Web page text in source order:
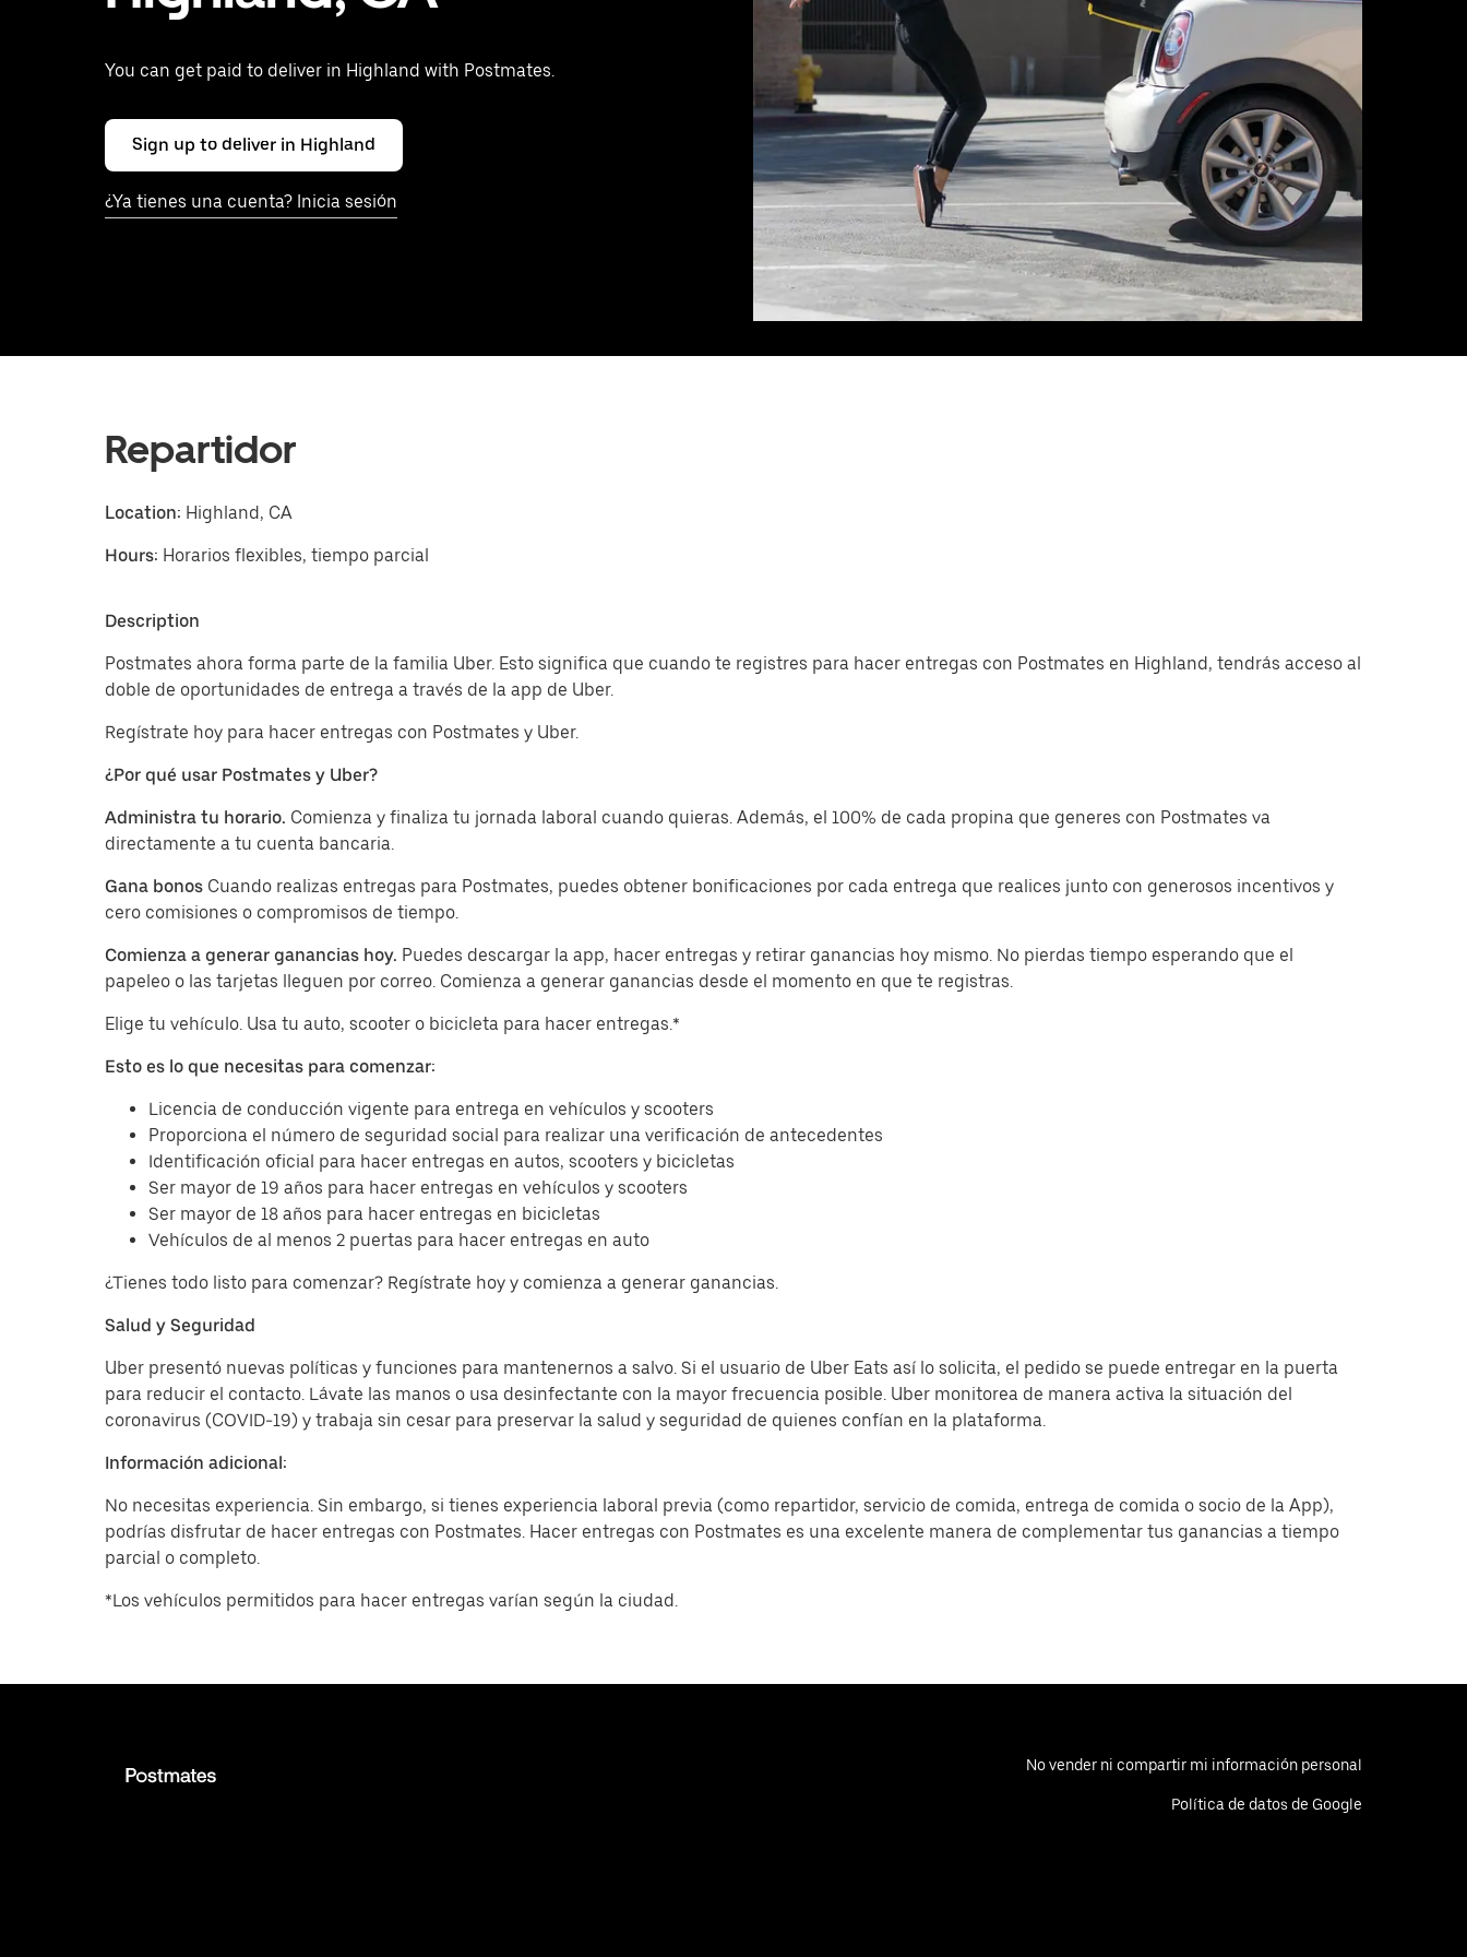
You can get paid to deliver in Highland with Postmates.
Sign up to deliver in Highland
¿Ya tienes una cuenta? Inicia sesión
Repartidor
Location: Highland, CA
Hours: Horarios flexibles, tiempo parcial
Description
Postmates ahora forma parte de la familia Uber. Esto significa que cuando te registres para hacer entregas con Postmates en Highland, tendrás acceso al
doble de oportunidades de entrega a través de la app de Uber.
Regístrate hoy para hacer entregas con Postmates y Uber.
¿Por qué usar Postmates y Uber?
Administra tu horario. Comienza y finaliza tu jornada laboral cuando quieras. Además, el 100% de cada propina que generes con Postmates va
directamente a tu cuenta bancaria.
Gana bonos Cuando realizas entregas para Postmates, puedes obtener bonificaciones por cada entrega que realices junto con generosos incentivos y
cero comisiones o compromisos de tiempo.
Comienza a generar ganancias hoy. Puedes descargar la app, hacer entregas y retirar ganancias hoy mismo. No pierdas tiempo esperando que el
papeleo o las tarjetas lleguen por correo. Comienza a generar ganancias desde el momento en que te registras.
Elige tu vehículo. Usa tu auto, scooter o bicicleta para hacer entregas.*
Esto es lo que necesitas para comenzar:
Licencia de conducción vigente para entrega en vehículos y scooters
Proporciona el número de seguridad social para realizar una verificación de antecedentes
Identificación oficial para hacer entregas en autos, scooters y bicicletas
Ser mayor de 19 años para hacer entregas en vehículos y scooters
Ser mayor de 18 años para hacer entregas en bicicletas
Vehículos de al menos 2 puertas para hacer entregas en auto
¿Tienes todo listo para comenzar? Regístrate hoy y comienza a generar ganancias.
Salud y Seguridad
Uber presentó nuevas políticas y funciones para mantenernos a salvo. Si el usuario de Uber Eats así lo solicita, el pedido se puede entregar en la puerta
para reducir el contacto. Lávate las manos o usa desinfectante con la mayor frecuencia posible. Uber monitorea de manera activa la situación del
coronavirus (COVID-19) y trabaja sin cesar para preservar la salud y seguridad de quienes confían en la plataforma.
Información adicional:
No necesitas experiencia. Sin embargo, si tienes experiencia laboral previa (como repartidor, servicio de comida, entrega de comida o socio de la App),
podrías disfrutar de hacer entregas con Postmates. Hacer entregas con Postmates es una excelente manera de complementar tus ganancias a tiempo
parcial o completo.
*Los vehículos permitidos para hacer entregas varían según la ciudad.
No vender ni compartir mi información personal
Política de datos de Google